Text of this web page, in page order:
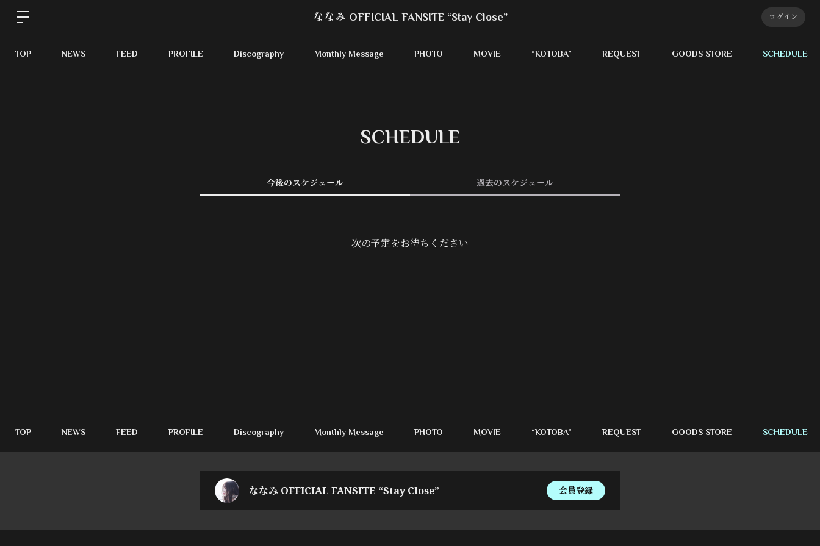
ななみ OFFICIAL FANSITE “Stay Close” ログイン
TOP NEWS FEED PROFILE Discography Monthly Message PHOTO MOVIE “KOTOBA” REQUEST GOODS STORE SCHEDULE
SCHEDULE
今後のスケジュール 過去のスケジュール
次の予定をお待ちください
TOP NEWS FEED PROFILE Discography Monthly Message PHOTO MOVIE “KOTOBA” REQUEST GOODS STORE SCHEDULE
ななみ OFFICIAL FANSITE “Stay Close” 会員登録